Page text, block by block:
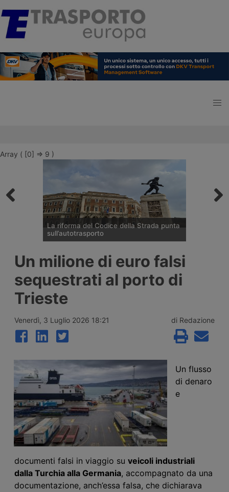
Array ( [0] => 9 )
La riforma del Codice della Strada punta
sull’autotrasporto
fine di luglio 2026 le linee della riforma del
Codice della Strada: patente C1 a 17 anni,
guida senza Cqc per un anno,
riorganizzazione delle sanzioni in 21 fasce,
digitalizzazione dei documenti e nuovo
ruolo per gli ausiliari di Polizia Stradale.
Un milione di euro falsi
sequestrati al porto di
Trieste
Venerdì, 3 Luglio 2026 18:21 di Redazione
Un flusso
di denaro
e
documenti falsi in viaggio su veicoli industriali
dalla Turchia alla Germania, accompagnato da una
documentazione, anch’essa falsa, che dichiarava